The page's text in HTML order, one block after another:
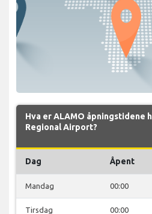
Hva er ALAMO åpningstidene
Regional Airport?
Dag Åpent
Mandag 00:00
Tirsdag 00:00